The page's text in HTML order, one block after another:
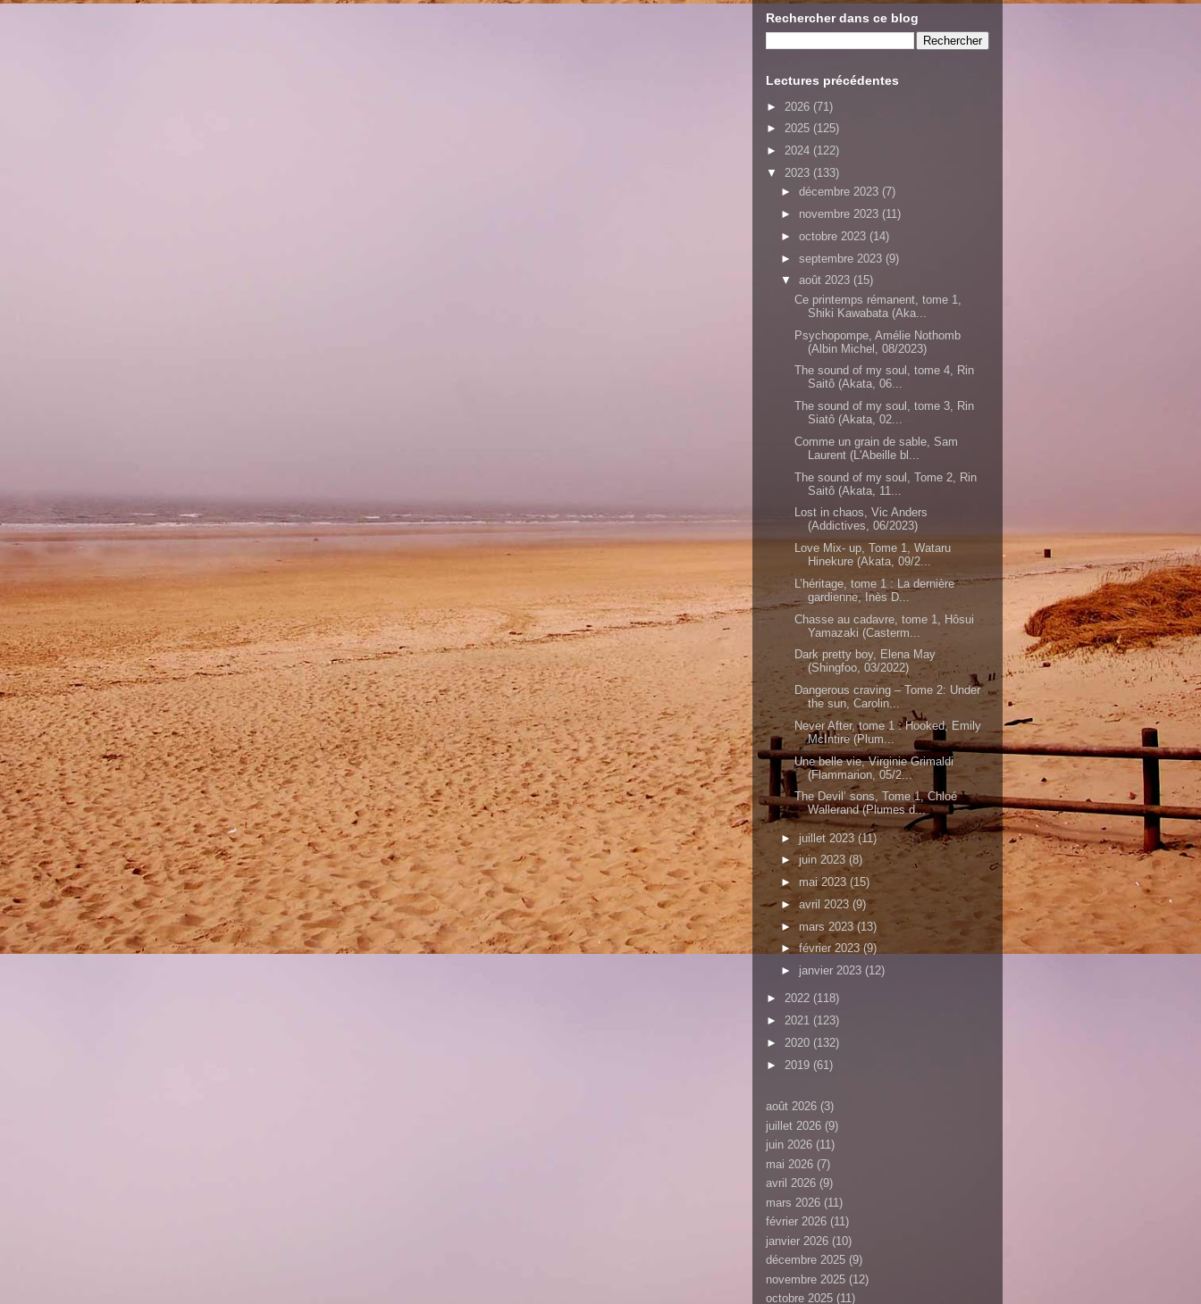
Rechercher dans ce blog
Lectures précédentes
► 2026 (71)
► 2025 (125)
► 2024 (122)
▼ 2023 (133)
► décembre 2023 (7)
► novembre 2023 (11)
► octobre 2023 (14)
► septembre 2023 (9)
▼ août 2023 (15)
Ce printemps rémanent, tome 1,
Shiki Kawabata (Aka...
Psychopompe, Amélie Nothomb
(Albin Michel, 08/2023)
The sound of my soul, tome 4, Rin
Saitô (Akata, 06...
The sound of my soul, tome 3, Rin
Siatô (Akata, 02...
Comme un grain de sable, Sam
Laurent (L'Abeille bl...
The sound of my soul, Tome 2, Rin
Saitô (Akata, 11...
Lost in chaos, Vic Anders
(Addictives, 06/2023)
Love Mix- up, Tome 1, Wataru
Hinekure (Akata, 09/2...
L’héritage, tome 1 : La dernière
gardienne, Inès D...
Chasse au cadavre, tome 1, Hôsui
Yamazaki (Casterm...
Dark pretty boy, Elena May
(Shingfoo, 03/2022)
Dangerous craving – Tome 2: Under
the sun, Carolin...
Never After, tome 1 : Hooked, Emily
McIntire (Plum...
Une belle vie, Virginie Grimaldi
(Flammarion, 05/2...
The Devil’ sons, Tome 1, Chloé
Wallerand (Plumes d...
► juillet 2023(11)
►juin 2023 (8)
► mai 2023(15)
► avril 2023 (9)
► mars 2023 (13)
►février 2023 (9)
► janvier 2023 (12)
► 2022 (118)
► 2021 (123)
► 2020 (132)
► 2019 (61)
août 2026 (3)
juillet 2026 (9)
juin 2026 (11)
mai 2026 (7)
avril 2026 (9)
mars 2026 (11)
février 2026 (11)
janvier 2026 (10)
décembre 2025 (9)
novembre 2025 (12)
octobre 2025 (11)